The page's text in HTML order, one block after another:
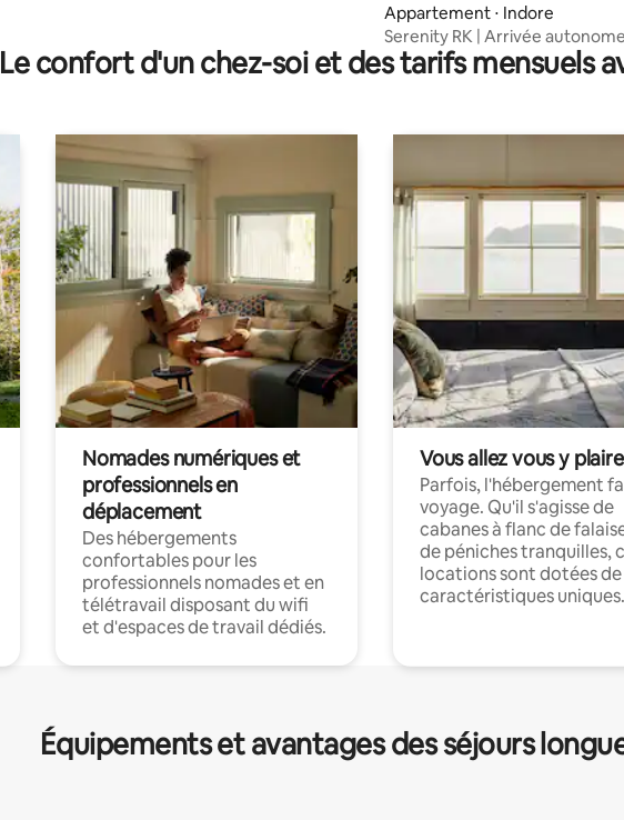
Appartement ⋅ Indore
Serenity RK | Arrivée
| Paisible
Le confort d'un chez-soi et des tarifs mensuels
Nomades numériques et
professionnels en
déplacement
Des hébergements
confortables pour les
professionnels nomades et en
télétravail disposant du wifi
et d'espaces de travail dédiés.
Vous allez vous y plaire
Parfois, l'hébergement
voyage. Qu'il s'agisse de
cabanes à flanc de
de péniches tranquilles,
locations sont dotées de
caractéristiques uniques.
Équipements et avantages des séjours